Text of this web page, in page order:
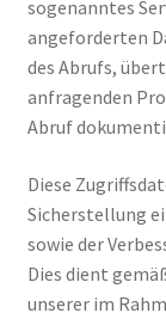
sogenanntes
angeforderten
des Abrufs,
anfragenden
Abruf
Diese
Sicherstellung
sowie der
Dies dient
unserer im